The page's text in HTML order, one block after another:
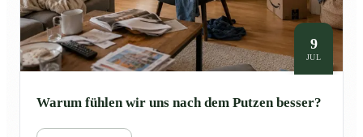
9
JUL
Warum fühlen wir uns nach dem Putzen besser?